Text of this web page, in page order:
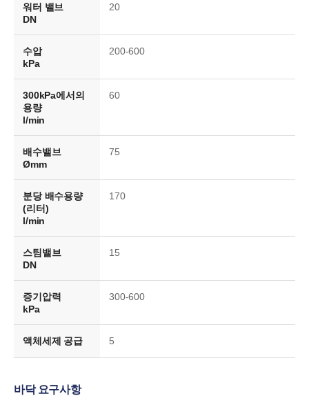
워터 밸브
DN
20
수압
kPa
200-600
300kPa에서의
용량
l/min
60
배수밸브
Ømm
75
분당 배수용량
(리터)
l/min
170
스팀밸브
DN
15
증기압력
kPa
300-600
액체세제 공급 5
바닥 요구사항